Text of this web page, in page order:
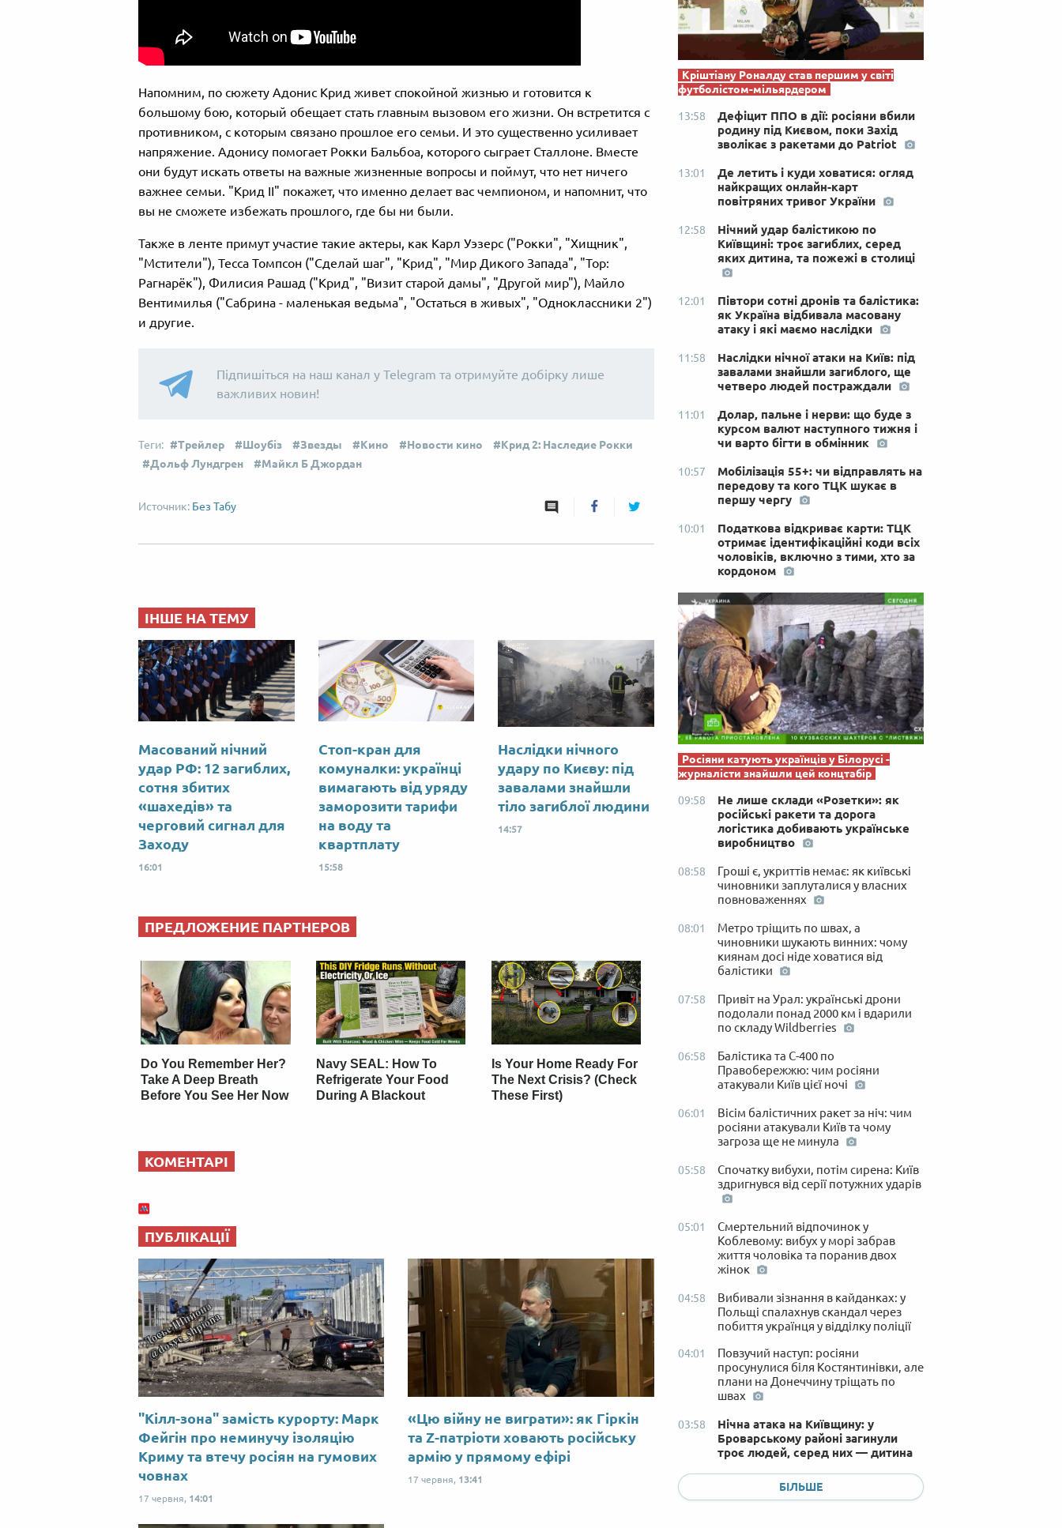
Напомним, по сюжету Адонис Крид живет спокойной жизнью и готовится к
большому бою, который обещает стать главным вызовом его жизни. Он встретится с
противником, с которым связано прошлое его семьи. И это существенно усиливает
напряжение. Адонису помогает Рокки Бальбоа, которого сыграет Сталлоне. Вместе
они будут искать ответы на важные жизненные вопросы и поймут, что нет ничего
важнее семьи. "Крид II" покажет, что именно делает вас чемпионом, и напомнит, что
вы не сможете избежать прошлого, где бы ни были.
Также в ленте примут участие такие актеры, как Карл Уэзерс ("Рокки", "Хищник",
"Мстители"), Тесса Томпсон ("Сделай шаг", "Крид", "Мир Дикого Запада", "Тор:
Рагнарёк"), Филисия Рашад ("Крид", "Визит старой дамы", "Другой мир"), Майло
Вентимилья ("Сабрина - маленькая ведьма", "Остаться в живых", "Одноклассники 2")
и другие.
Підпишіться на наш канал у Telegram та отримуйте добірку лише
важливих новин!
Трейлер Шоубіз Звезды Кино Новости кино
Крид 2: Наследие Рокки
Дольф Лундгрен
Майкл Б Джордан
Без Табу
ІНШЕ НА ТЕМУ
Масований нічний
удар РФ: 12 загиблих,
сотня збитих
«шахедів» та
черговий сигнал для
Заходу
16:01
Стоп-кран для
комуналки: українці
вимагають від уряду
заморозити тарифи
на воду та
квартплату
15:58
Наслідки нічного
удару по Києву: під
завалами знайшли
тіло загиблої людини
14:57
ПРЕДЛОЖЕНИЕ ПАРТНЕРОВ
Do You Remember Her?
Take A Deep Breath
Before You See Her Now
Navy SEAL: How To
Refrigerate Your Food
During A Blackout
Is Your Home Ready For
The Next Crisis? (Check
These First)
КОМЕНТАРІ
ПУБЛІКАЦІЇ
"Кілл-зона" замість курорту: Марк
Фейгін про неминучу ізоляцію
Криму та втечу росіян на гумових
човнах
17 червня, 14:01
«Цю війну не виграти»: як Гіркін
та Z-патріоти ховають російську
армію у прямому ефірі
17 червня, 13:41
Кріштіану Роналду став першим у світі
футболістом-мільярдером
13:58
Дефіцит ППО в дії: росіяни вбили
родину під Києвом, поки Захід
зволікає з ракетами до Patriot
13:01
Де летить і куди ховатися: огляд
найкращих онлайн-карт
повітряних тривог України
12:58
Нічний удар балістикою по
Київщині: троє загиблих, серед
яких дитина, та пожежі в столиці
12:01
Півтори сотні дронів та балістика:
як Україна відбивала масовану
атаку і які маємо наслідки
11:58
Наслідки нічної атаки на Київ: під
завалами знайшли загиблого, ще
четверо людей постраждали
11:01
Долар, пальне і нерви: що буде з
курсом валют наступного тижня і
чи варто бігти в обмінник
10:57
Мобілізація 55+: чи відправлять на
передову та кого ТЦК шукає в
першу чергу
10:01
Податкова відкриває карти: ТЦК
отримає ідентифікаційні коди всіх
чоловіків, включно з тими, хто за
кордоном
Росіяни катують українців у Білорусі -
журналісти знайшли цей концтабір
09:58
Не лише склади «Розетки»: як
російські ракети та дорога
логістика добивають українське
виробництво
08:58
Гроші є, укриттів немає: як київські
чиновники заплуталися у власних
повноваженнях
08:01
Метро тріщить по швах, а
чиновники шукають винних: чому
киянам досі ніде ховатися від
балістики
07:58
Привіт на Урал: українські дрони
подолали понад 2000 км і вдарили
по складу Wildberries
06:58
Балістика та С-400 по
Правобережжю: чим росіяни
атакували Київ цієї ночі
06:01
Вісім балістичних ракет за ніч: чим
росіяни атакували Київ та чому
загроза ще не минула
05:58
Спочатку вибухи, потім сирена: Київ
здригнувся від серії потужних ударів
05:01
Смертельний відпочинок у
Коблевому: вибух у морі забрав
життя чоловіка та поранив двох
жінок
04:58
Вибивали зізнання в кайданках: у
Польщі спалахнув скандал через
побиття українця у відділку поліції
04:01
Повзучий наступ: росіяни
просунулися біля Костянтинівки, але
плани на Донеччину тріщать по
швах
03:58
Нічна атака на Київщину: у
Броварському районі загинули
троє людей, серед них — дитина
02:58
Штрафи більше не лякають:
БІЛЬШЕ